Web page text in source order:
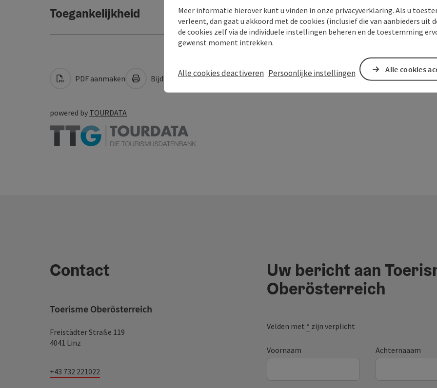
Toegankelijkheid
PDF aanmaken Bijdrage printen In de buurt
powered by TOURDATA
Contact
Toerisme Oberösterreich
Freistädter Straße 119
4041 Linz
+43 732 221022
Uw bericht aan
Oberösterreich
Velden met * zijn verplicht
Voornaam Achternaaam
Meer informatie hierover kunt u vinden in onze privacyverklaring. Als u
verleent, dan gaat u akkoord met de cookies (inclusief die van aanbieders uit
de cookies zelf via de individuele instellingen beheren en de toestemming
gewenst moment intrekken.
Alle cookies deactiveren Persoonlijke instellingen Alle cookies